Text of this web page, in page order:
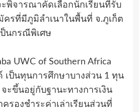
พิจารณาคัดเลือกนักเรียนที่รับ
รที่มีภูมิลำเนาในพื้นที่ จ.ภูเก็ต
ป็นกรณีพิเศษ
UWC of Southern Africa
เป็นทุนการศึกษาบางส่วน 1 ทุน
ะขึ้นอยู่กับฐานะทางการเงิน
รองชำระค่าเล่าเรียนส่วนที่